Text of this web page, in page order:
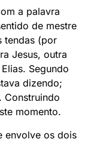
a palavra
de mestre
tendas (por
Jesus, outra
Segundo
dizendo;
Construindo
momento.
envolve os dois